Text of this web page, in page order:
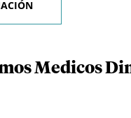
Medicos